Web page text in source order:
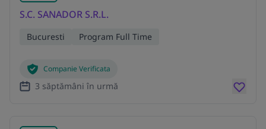
S.C. SANADOR S.R.L.
Bucuresti Program Full Time
Companie Verificata
3 săptămâni în urmă